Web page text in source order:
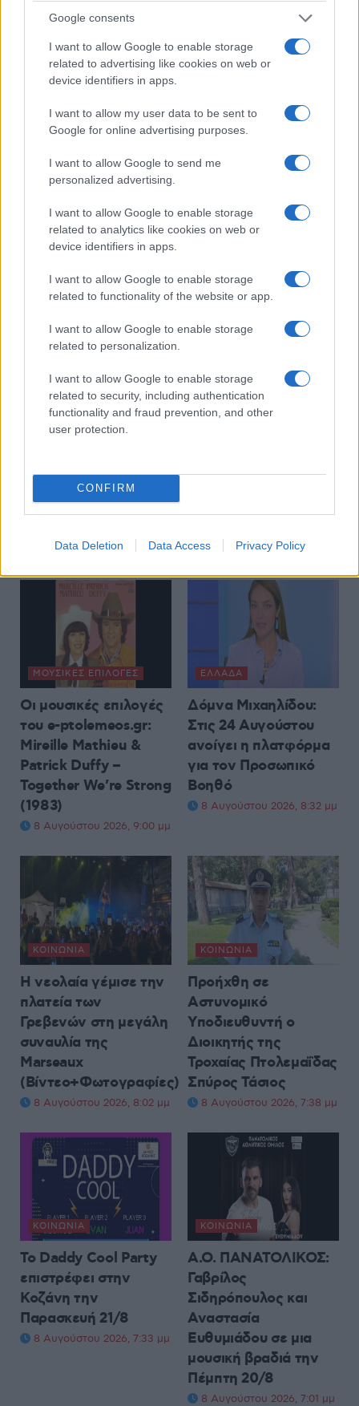
Google consents
I want to allow Google to enable storage
related to advertising like cookies on web or
device identifiers in apps.
I want to allow my user data to be sent to
Google for online advertising purposes.
I want to allow Google to send me
personalized advertising.
I want to allow Google to enable storage
related to analytics like cookies on web or
device identifiers in apps.
I want to allow Google to enable storage
related to functionality of the website or app.
I want to allow Google to enable storage
related to personalization.
I want to allow Google to enable storage
related to security, including authentication
functionality and fraud prevention, and other
user protection.
CONFIRM
Data Deletion Data Access Privacy Policy
ΜΟΥΣΙΚΈΣ ΕΠΙΛΟΓΈΣ
Οι μουσικές επιλογές
του e-ptolemeos.gr:
Mireille Mathieu &
Patrick Duffy –
Together We’re Strong
(1983)
8 Αυγούστου 2026, 9:00 μμ
ΕΛΛΆΔΑ
Δόμνα Μιχαηλίδου:
Στις 24 Αυγούστου
ανοίγει η πλατφόρμα
για τον Προσωπικό
Βοηθό
8 Αυγούστου 2026, 8:32 μμ
ΚΟΙΝΩΝΊΑ
Η νεολαία γέμισε την
πλατεία των
Γρεβενών στη μεγάλη
συναυλία της
Marseaux
(Βίντεο+Φωτογραφίες)
8 Αυγούστου 2026, 8:02 μμ
ΚΟΙΝΩΝΊΑ
Προήχθη σε
Αστυνομικό
Υποδιευθυντή ο
Διοικητής της
Τροχαίας Πτολεμαΐδας
Σπύρος Τάσιος
8 Αυγούστου 2026, 7:38 μμ
ΚΟΙΝΩΝΊΑ
Το Daddy Cool Party
επιστρέφει στην
Κοζάνη την
Παρασκευή 21/8
8 Αυγούστου 2026, 7:33 μμ
ΚΟΙΝΩΝΊΑ
Α.Ο. ΠΑΝΑΤΟΛΙΚΟΣ:
Γαβρίλος
Σιδηρόπουλος και
Αναστασία
Ευθυμιάδου σε μια
μουσική βραδιά την
Πέμπτη 20/8
8 Αυγούστου 2026, 7:01 μμ